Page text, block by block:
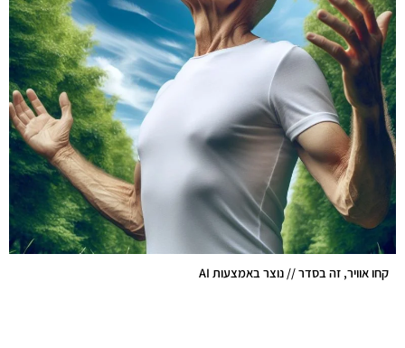
קחו אוויר, זה בסדר // נוצר באמצעות AI